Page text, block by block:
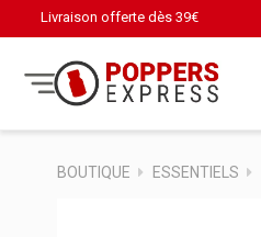
Livraison offerte dès 39€
BOUTIQUE ESSENTIELS